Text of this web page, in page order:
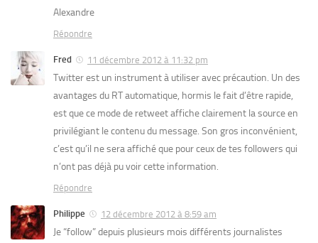
Alexandre
Répondre
Fred 11 décembre 2012 à 11:32 pm
Twitter est un instrument à utiliser avec précaution. Un des
avantages du RT automatique, hormis le fait d’être rapide,
est que ce mode de retweet affiche clairement la source en
privilégiant le contenu du message. Son gros inconvénient,
c’est qu’il ne sera affiché que pour ceux de tes followers qui
n’ont pas déjà pu voir cette information.
Répondre
Philippe 12 décembre 2012 à 8:59 am
Je “follow” depuis plusieurs mois différents journalistes